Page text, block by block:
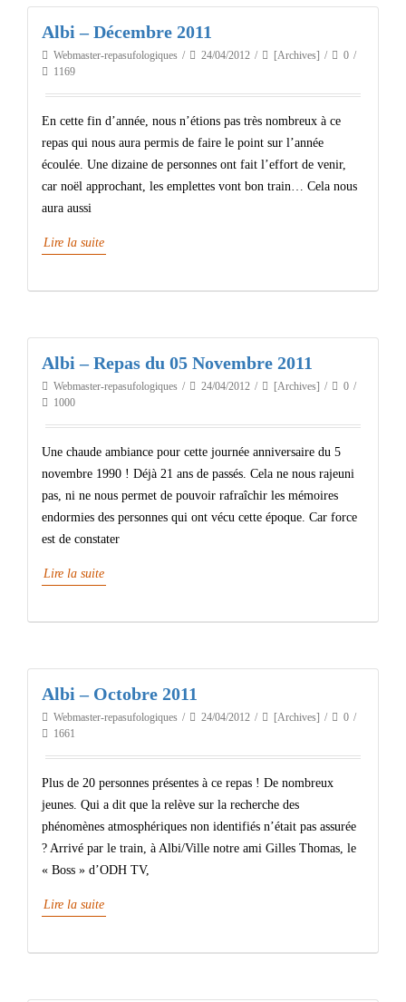
Albi – Décembre 2011
Webmaster-repasufologiques 24/04/2012 [Archives]
0
1169
En cette fin d’année, nous n’étions pas très nombreux à ce
repas qui nous aura permis de faire le point sur l’année
écoulée. Une dizaine de personnes ont fait l’effort de venir,
car noël approchant, les emplettes vont bon train… Cela nous
aura aussi
Lire la suite
Albi – Repas du 05 Novembre 2011
Webmaster-repasufologiques 24/04/2012 [Archives]
0
1000
Une chaude ambiance pour cette journée anniversaire du 5
novembre 1990 ! Déjà 21 ans de passés. Cela ne nous rajeuni
pas, ni ne nous permet de pouvoir rafraîchir les mémoires
endormies des personnes qui ont vécu cette époque. Car force
est de constater
Lire la suite
Albi – Octobre 2011
Webmaster-repasufologiques 24/04/2012 [Archives]
0
1661
Plus de 20 personnes présentes à ce repas ! De nombreux
jeunes. Qui a dit que la relève sur la recherche des
phénomènes atmosphériques non identifiés n’était pas assurée
? Arrivé par le train, à Albi/Ville notre ami Gilles Thomas, le
« Boss » d’ODH TV,
Lire la suite